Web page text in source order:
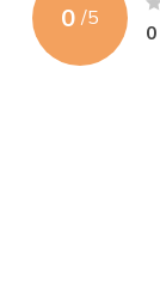
0 /5
0